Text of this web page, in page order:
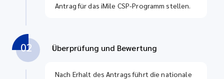
Antrag für das iMile CSP-Programm stellen.
02 Überprüfung und Bewertung
Nach Erhalt des Antrags führt die nationale